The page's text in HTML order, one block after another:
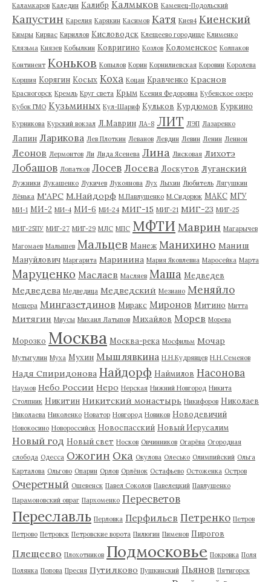
Каламкаров Каледин Калибр Калмыков Каменец-Подольский
Капустин Карелия Карякин Касимов Катя Киев4 Киенский
Кимры Кирвас Кириллов Кисловодск Клещеево городище Клименко
Клязьма Князев Кобылкин Ковригино Козлов Коломенское Колпаков
Континент Коньков Копылов Корин Корнилиевская Коровин Королева
Коршия Корягин Косых Коха Коцан Кравченко Краснов
Красногорск Кремль Круг света Крым Ксения Федоровна Кубенское озеро
Кубок ГМО Кузьминых Кул-Шариф Кульков Курдюмов Куркино
Курникова Курский вокзал Л.Маврин ЛА-8 ЛИТ ЛЭП Лазаренко
Лапин Ларикова Лев Плоткин Леванов Левдин Левин Ленин Леннон
Леонов Лермонтов Ли Лида Ясенева Лина Лисковая Лихотэ
Лобашов Лопатков Лосев Лосева Лоскутов Луганский
Лужники Лукашенко Лукичев Лукоянова Лух Лыхин Любитель Лягушкин
Лёнька М'АРС М.Найдорф М.Павлушенко М.Сидорюк МАКС МГУ
МИ-1 МИ-2 МИ-4 МИ-6 МИ-24 МИГ-15 МИГ-21 МИГ-23 МИГ-25
МИГ-25ПУ МИГ-27 МИГ-29 МЛС МПС МФТИ Маврин Магарычев
Магомаев Малышев Мальцев Манеж Манихино Маниш
Мануйлович Маргарита Маринина Мария Яковлевна Маросейка Марта
Маруценко Маслаев Масляев Маша Медведев
Медведева Медведица Медведский Мезиано Меняйло
Мещера Мингазетдинов Миракс Миронов Митино Митта
Митягин Миусы Михаил Латыпов Михайлов Морев Морева
Морозко Москва Москва-река Мосфильм Мочар
Мутыгулин Муха Мухин Мышлявкина Н.Н.Кудрявцев Н.Н.Семенов
Надя Спиридонова Найдорф Наймилов Насонова
Наумов Небо России Неро Нерская Нижний Новгород Никита
Столпник Никитин Никитский монастырь Никифоров Николаев
Николаева Николенко Новатор Новгород Новиков Новодевичий
Новокосино Новороссийск Новоспасский Новый Иерусалим
Новый год Новый свет Носков Овчинников Огарёва Огородная
слобода Одесса Ожогин Ока Окулова Олесько Олимпийский Ольга
Карталова Ольгово Опарин Орлов Орлёнок Остафьево Остоженка Остров
Очеретный Ошевенск Павел Соколов Павелецкий Павлушенко
Парамоновский овраг Пархоменко Пересветов
Переславль Перловка Перфильев Петренко Петров
Петрово Петровск Петровские ворота Пилюгин Пименов Пирогов
Плещеево Плохотников Подмосковье Покровка Поля
Полянка Попова Пресня Путилково Пушкинский Пьянов Пятигорск